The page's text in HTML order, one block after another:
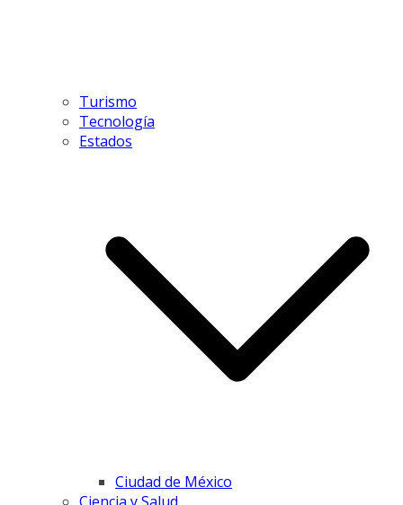
Turismo
Tecnología
Estados
Ciudad de México